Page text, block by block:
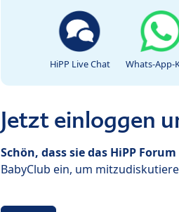
HiPP Live Chat Whats-App-
Jetzt einloggen
Schön, dass sie das HiPP
BabyClub ein, um